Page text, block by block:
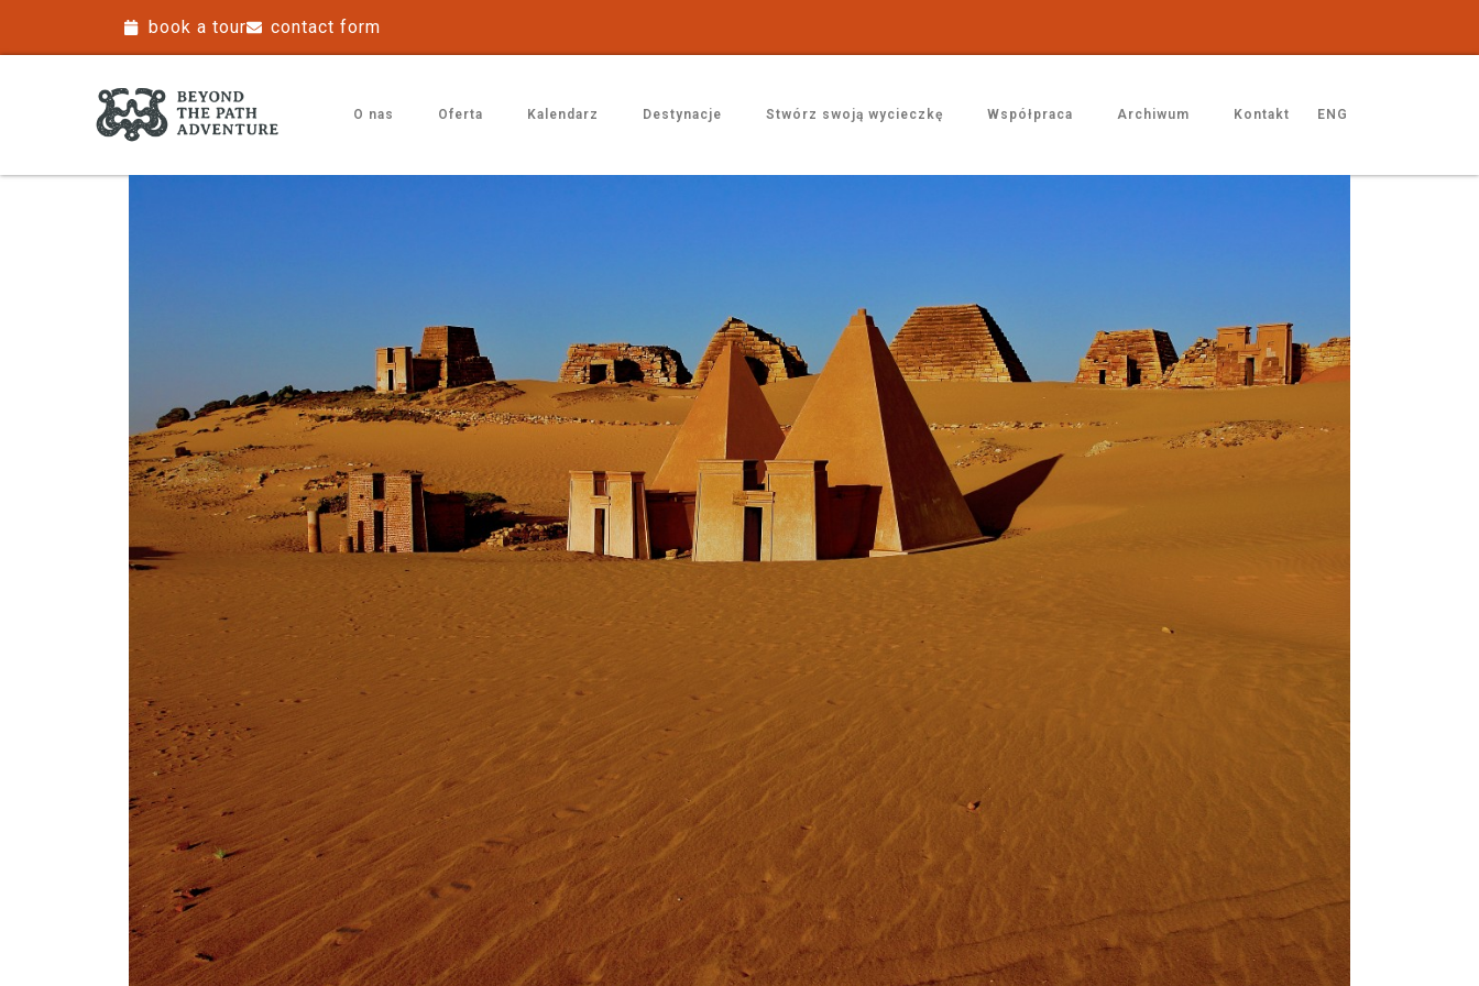
book a tour contact form
O nas Oferta Kalendarz Destynacje Stwórz swoją wycieczkę Współpraca Archiwum Kontakt ENG